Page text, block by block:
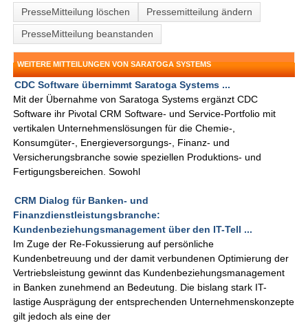
PresseMitteilung löschen
Pressemitteilung ändern
PresseMitteilung beanstanden
WEITERE MITTEILUNGEN VON SARATOGA SYSTEMS
CDC Software übernimmt Saratoga Systems ...
Mit der Übernahme von Saratoga Systems ergänzt CDC
Software ihr Pivotal CRM Software- und Service-Portfolio mit
vertikalen Unternehmenslösungen für die Chemie-,
Konsumgüter-, Energieversorgungs-, Finanz- und
Versicherungsbranche sowie speziellen Produktions- und
Fertigungsbereichen. Sowohl
CRM Dialog für Banken- und
Finanzdienstleistungsbranche:
Kundenbeziehungsmanagement über den IT-Tell ...
Im Zuge der Re-Fokussierung auf persönliche
Kundenbetreuung und der damit verbundenen Optimierung der
Vertriebsleistung gewinnt das Kundenbeziehungsmanagement
in Banken zunehmend an Bedeutung. Die bislang stark IT-
lastige Ausprägung der entsprechenden Unternehmenskonzepte
gilt jedoch als eine der